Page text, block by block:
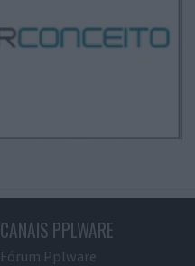
CANAIS PPLWARE
Fórum Pplware